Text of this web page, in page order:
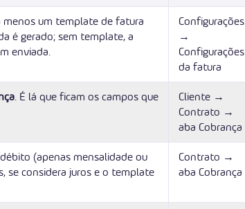
um template de fatura
é gerado; sem template, a
enviada.
Configurações
→
Configurações
da fatura
. É lá que ficam os campos que
Cliente →
Contrato →
aba Cobrança
(apenas mensalidade ou
se considera juros e o template
Contrato →
aba Cobrança